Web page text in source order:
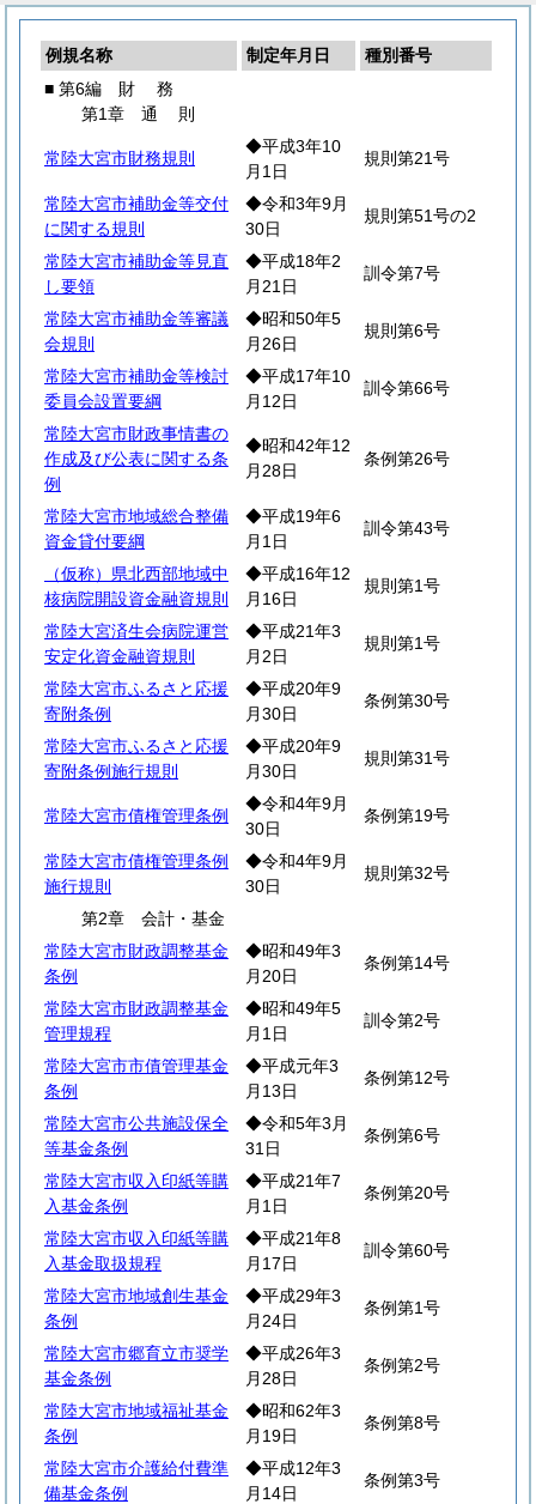
例規名称 制定年月日
種別番号
■ 第6編 財 務
第1章 通 則
常陸大宮市財務規則
◆平成3年10
月1日
規則第21号
常陸大宮市補助金等交付
に関する規則
◆令和3年9月
30日
規則第51号の2
常陸大宮市補助金等見直
し要領
◆平成18年2
月21日
訓令第7号
常陸大宮市補助金等審議
会規則
◆昭和50年5
月26日
規則第6号
常陸大宮市補助金等検討
委員会設置要綱
◆平成17年10
月12日
訓令第66号
常陸大宮市財政事情書の
作成及び公表に関する条
例
◆昭和42年12
月28日
条例第26号
常陸大宮市地域総合整備
資金貸付要綱
◆平成19年6
月1日
訓令第43号
（仮称）県北西部地域中
核病院開設資金融資規則
◆平成16年12
月16日
規則第1号
常陸大宮済生会病院運営
安定化資金融資規則
◆平成21年3
月2日
規則第1号
常陸大宮市ふるさと応援
寄附条例
◆平成20年9
月30日
条例第30号
常陸大宮市ふるさと応援
寄附条例施行規則
◆平成20年9
月30日
規則第31号
常陸大宮市債権管理条例
◆令和4年9月
30日
条例第19号
常陸大宮市債権管理条例
施行規則
◆令和4年9月
30日
規則第32号
第2章 会計・基金
常陸大宮市財政調整基金
条例
◆昭和49年3
月20日
条例第14号
常陸大宮市財政調整基金
管理規程
◆昭和49年5
月1日
訓令第2号
常陸大宮市市債管理基金
条例
◆平成元年3
月13日
条例第12号
常陸大宮市公共施設保全
等基金条例
◆令和5年3月
31日
条例第6号
常陸大宮市収入印紙等購
入基金条例
◆平成21年7
月1日
条例第20号
常陸大宮市収入印紙等購
入基金取扱規程
◆平成21年8
月17日
訓令第60号
常陸大宮市地域創生基金
条例
◆平成29年3
月24日
条例第1号
常陸大宮市郷育立市奨学
基金条例
◆平成26年3
月28日
条例第2号
常陸大宮市地域福祉基金
条例
◆昭和62年3
月19日
条例第8号
常陸大宮市介護給付費準
備基金条例
◆平成12年3
月14日
条例第3号